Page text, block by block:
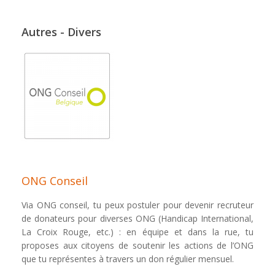
Autres - Divers
ONG Conseil
Via ONG conseil, tu peux postuler pour devenir recruteur
de donateurs pour diverses ONG (Handicap International,
La Croix Rouge, etc.) : en équipe et dans la rue, tu
proposes aux citoyens de soutenir les actions de l’ONG
que tu représentes à travers un don régulier mensuel.